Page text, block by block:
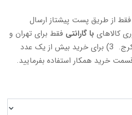
فقط از طریق پست پیشتاز ارسال
با گارانتی فقط برای تهران و
ارسال پیک برای تهران و کرج. 3) برای خرید بیش از یک عدد
خرید همکار استفاده بفرمایید.